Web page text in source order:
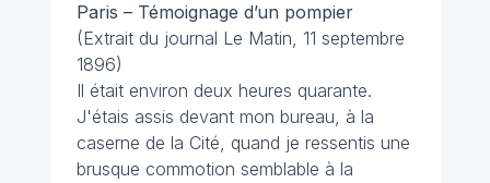
Paris – Témoignage d’un pompier
(Extrait du journal Le Matin, 11 septembre
1896)
Il était environ deux heures quarante.
J'étais assis devant mon bureau, à la
caserne de la Cité, quand je ressentis une
brusque commotion semblable à la